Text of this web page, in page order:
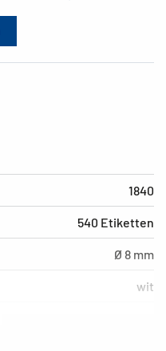
1840
540 Etiketten
Ø 8 mm
wit